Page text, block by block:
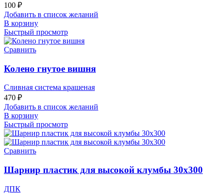
100 ₽
Добавить в список желаний
В корзину
Быстрый просмотр
Сравнить
Колено гнутое вишня
Сливная система крашеная
470 ₽
Добавить в список желаний
В корзину
Быстрый просмотр
Сравнить
Шарнир пластик для высокой клумбы 30х300
ДПК